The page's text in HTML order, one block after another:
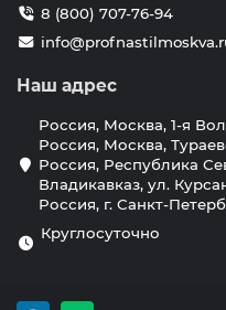
8 (800) 707-76-94
Наш адрес
Россия, Москва, 1-я
Россия, Москва,
Россия, Республика
Владикавказ, ул.
Россия, г. Санкт-
Круглосуточно